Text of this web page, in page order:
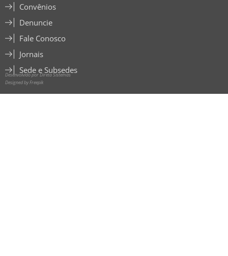
Convênios
Denuncie
Fale Conosco
Jornais
Sede e Subsedes
Desenvolvido por Direta Sistemas
Designed by Freepik